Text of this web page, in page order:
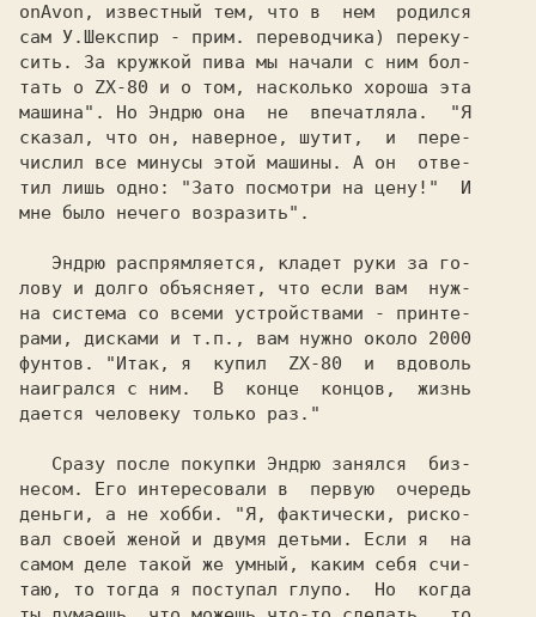
onAvon, известный тем, что в  нем  родился
сам У.Шекспир - прим. переводчика) переку-
сить. За кружкой пива мы начали с ним бол-
тать о ZX-80 и о том, насколько хороша эта
машина". Hо Эндрю она  не  впечатляла.
"Я
сказал, что он, наверное, шутит,  и  пере-
числил все минусы этой машины. А он  отве-
тил лишь одно: "Зато посмотри на цену!"  И
мне было нечего возразить".
   Эндрю
распрямляется, кладет руки за го-
лову и долго объясняет, что если вам  нуж-
на система со всеми устройствами - принте-
рами, дисками и т.п., вам нужно около 2000
фунтов.
"Итак, я  купил  ZX-80  и  вдоволь
наигрался с ним.  В  конце  концов,  жизнь
дается человеку только раз."
   Сразу после покупки
Эндрю занялся  биз-
несом. Его интересовали в  первую  очередь
деньги, а не хобби.
"Я, фактически, риско-
вал своей женой и двумя детьми. Если я  на
самом деле такой же умный, каким себя счи-
таю, то тогда я поступал глупо.  Hо  когда